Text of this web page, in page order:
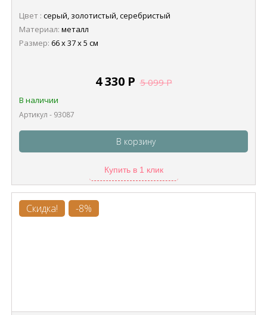
Цвет : серый, золотистый, серебристый
Материал: металл
Размер: 66 х 37 х 5 см
4 330 Р 5 099Р
В наличии
Артикул - 93087
В корзину
Купить в 1 клик
Скидка! -8%